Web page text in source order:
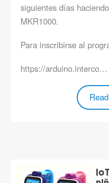
siguientes días
MKR1000.
Para inscribirse al
https://arduino.interco…